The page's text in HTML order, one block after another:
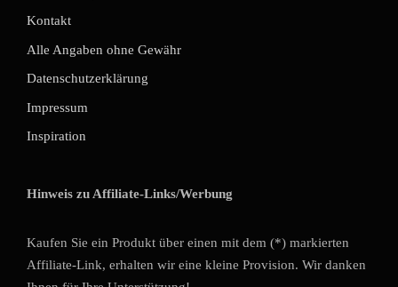
Kontakt
Alle Angaben ohne Gewähr
Datenschutzerklärung
Impressum
Inspiration
Hinweis zu Affiliate-Links/Werbung
Kaufen Sie ein Produkt über einen mit dem (*) markierten
Affiliate-Link, erhalten wir eine kleine Provision. Wir danken